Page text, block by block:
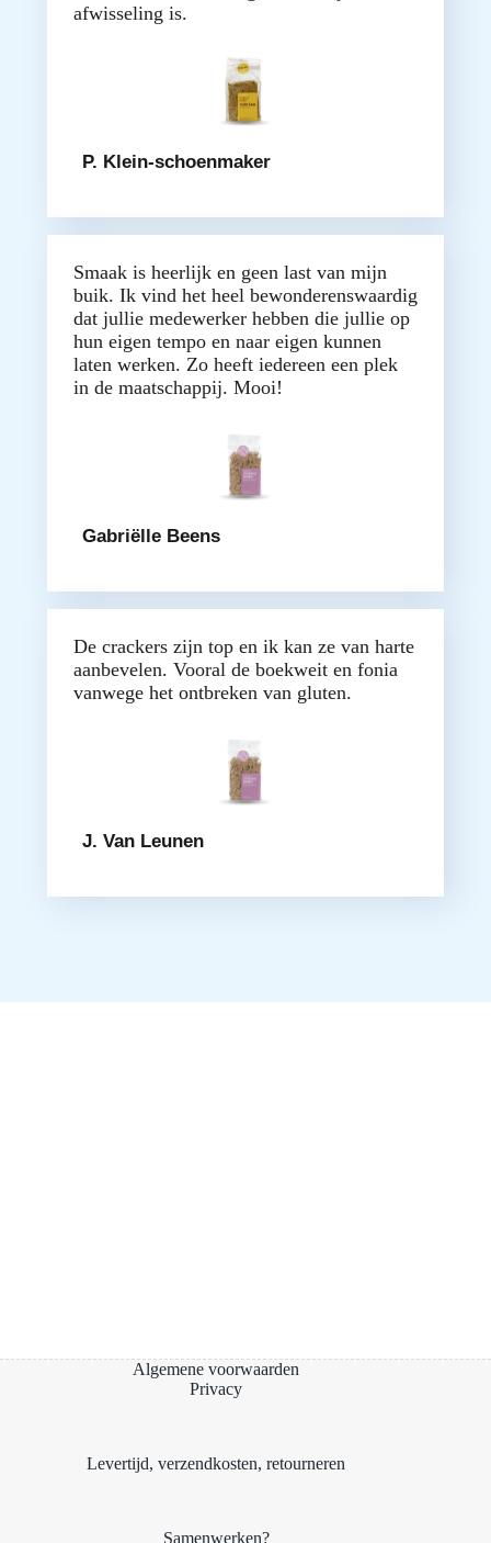
afwisseling is.
P. Klein-schoenmaker
Smaak is heerlijk en geen last van mijn
buik. Ik vind het heel bewonderenswaardig
dat jullie medewerker hebben die jullie op
hun eigen tempo en naar eigen kunnen
laten werken. Zo heeft iedereen een plek
in de maatschappij. Mooi!
Gabriëlle Beens
De crackers zijn top en ik kan ze van harte
aanbevelen. Vooral de boekweit en fonia
vanwege het ontbreken van gluten.
J. Van Leunen
Algemene voorwaarden
Privacy
Levertijd, verzendkosten, retourneren
Samenwerken?